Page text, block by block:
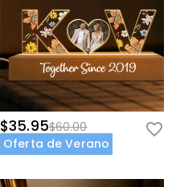
$35.95$60.00
Oferta de Verano